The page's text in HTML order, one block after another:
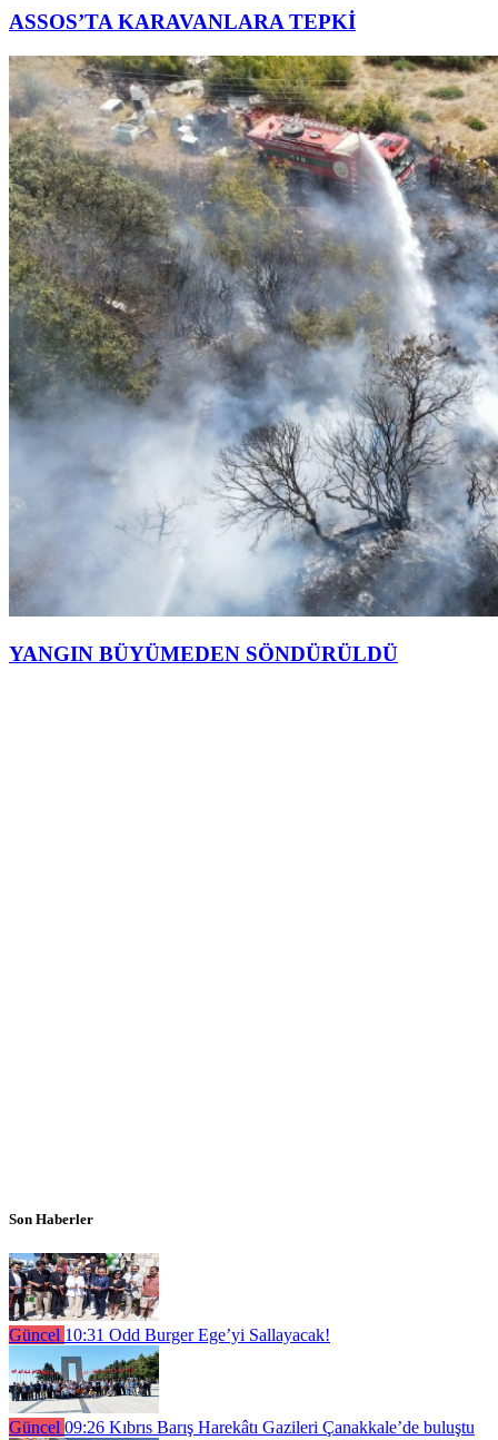
ASSOS’TA KARAVANLARA TEPKİ
YANGIN BÜYÜMEDEN SÖNDÜRÜLDÜ
Son Haberler
Güncel 10:31 Odd Burger Ege’yi Sallayacak!
Güncel 09:26 Kıbrıs Barış Harekâtı Gazileri Çanakkale’de buluştu